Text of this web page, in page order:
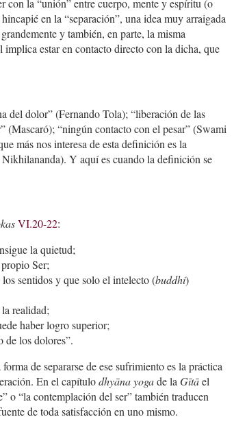
con la “unión” entre cuerpo, mente y espíritu (o
en la “separación”, una idea muy arraigada
y también, en parte, la misma
estar en contacto directo con la dicha, que
del dolor” (Fernando Tola); “liberación de las
“ningún contacto con el pesar” (Swami
más nos interesa de esta definición es la
Y aquí es cuando la definición se
VI.20-22:
la quietud;
propio Ser;
sentidos y que solo el intelecto (buddhi)
realidad;
haber logro superior;
de los dolores”.
de separarse de ese sufrimiento es la práctica
En el capítulodhyāna yogade laGītāel
o “la contemplación del ser” también traducen
de toda satisfacción en uno mismo.